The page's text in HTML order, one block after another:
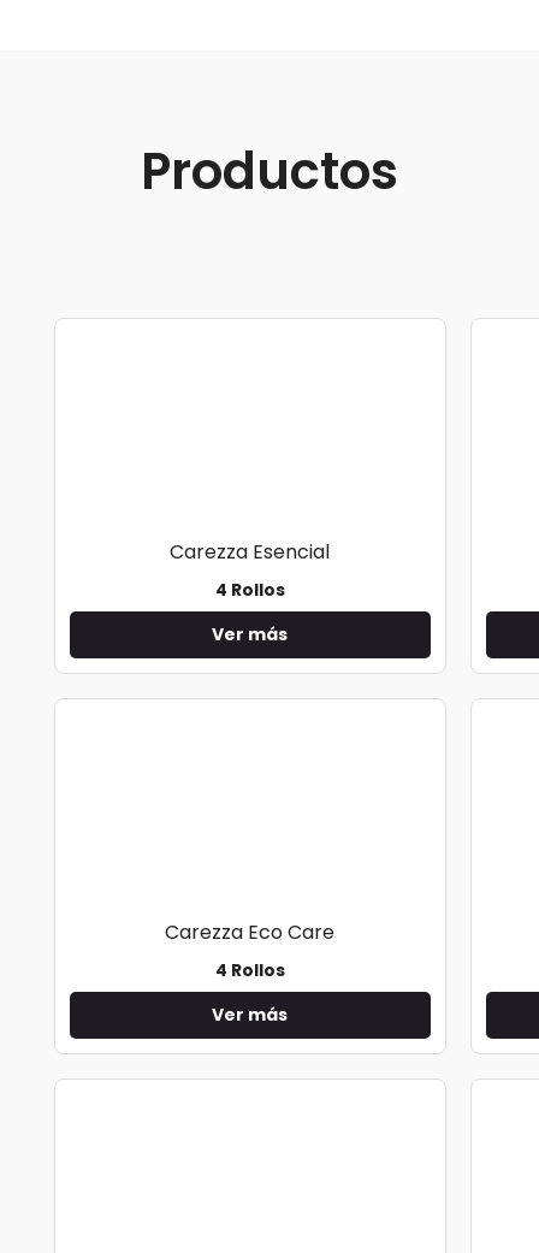
Productos
Carezza Esencial
4 Rollos
Ver más
Carezza Eco Care
4 Rollos
Ver más